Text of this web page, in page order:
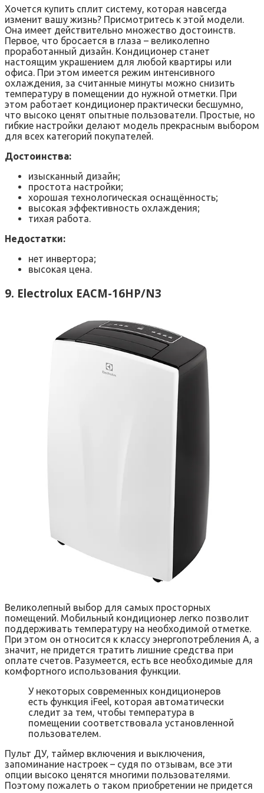
Хочется купить сплит систему, которая навсегда
изменит вашу жизнь? Присмотритесь к этой модели.
Она имеет действительно множество достоинств.
Первое, что бросается в глаза – великолепно
проработанный дизайн. Кондиционер станет
настоящим украшением для любой квартиры или
офиса. При этом имеется режим интенсивного
охлаждения, за считанные минуты можно снизить
температуру в помещении до нужной отметки. При
этом работает кондиционер практически бесшумно,
что высоко ценят опытные пользователи. Простые, но
гибкие настройки делают модель прекрасным выбором
для всех категорий покупателей.
Достоинства:
изысканный дизайн;
простота настройки;
хорошая технологическая оснащённость;
высокая эффективность охлаждения;
тихая работа.
Недостатки:
нет инвертора;
высокая цена.
9. Electrolux EACM-16HP/N3
Великолепный выбор для самых просторных
помещений. Мобильный кондиционер легко позволит
поддерживать температуру на необходимой отметке.
При этом он относится к классу энергопотребления А, а
значит, не придется тратить лишние средства при
оплате счетов. Разумеется, есть все необходимые для
комфортного использования функции.
У некоторых современных кондиционеров
есть функция iFeel, которая автоматически
следит за тем, чтобы температура в
помещении соответствовала установленной
пользователем.
Пульт ДУ, таймер включения и выключения,
запоминание настроек – судя по отзывам, все эти
опции высоко ценятся многими пользователями.
Поэтому пожалеть о таком приобретении не придется